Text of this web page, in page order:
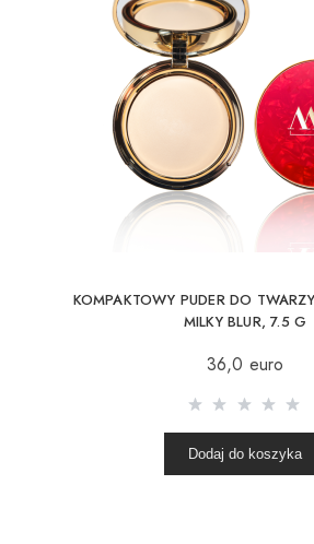
KOMPAKTOWY PUDER DO
MILKY BLUR, 7.5 G
36,0 euro
Dodaj do koszyka